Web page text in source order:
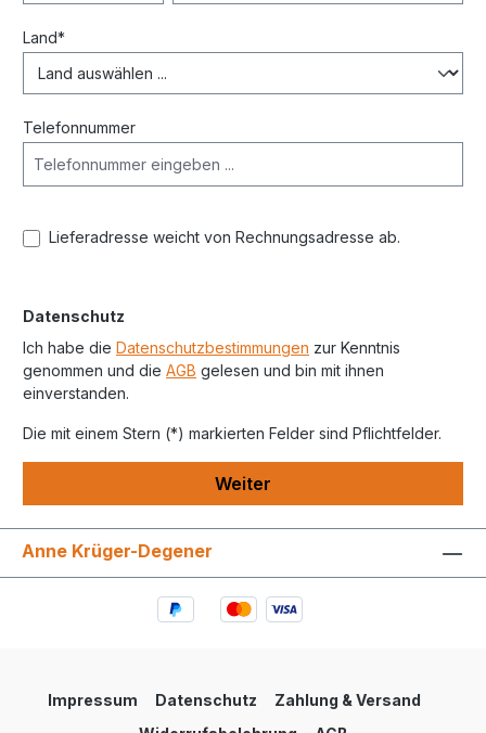
Land*
Telefonnummer
Lieferadresse weicht von Rechnungsadresse ab.
Datenschutz
Ich habe die Datenschutzbestimmungen zur Kenntnis
genommen und die AGB gelesen und bin mit ihnen
einverstanden.
Die mit einem Stern (*) markierten Felder sind Pflichtfelder.
Weiter
Anne Krüger-Degener
Impressum Datenschutz
Zahlung & Versand